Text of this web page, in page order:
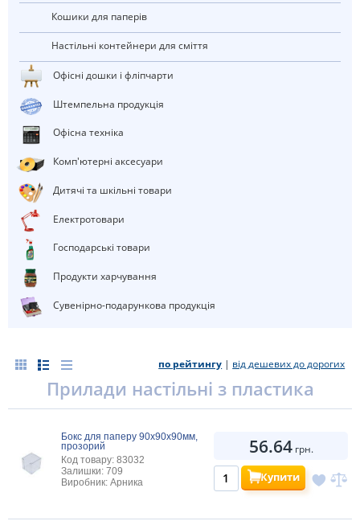
Кошики для паперів
Настільні контейнери для сміття
Офісні дошки і фліпчарти
штемпельна продукція
Офісна техніка
Комп'ютерні аксесуари
Дитячі та шкільні товари
електротовари
Господарські товари
Продукти харчування
Сувенірно-подарункова продукція
по рейтингу | від дешевих до дорогих
Прилади настільні з пластика
Бокс для паперу 90х90х90мм,
прозорий
Код товару: 83032
Залишки: 709
Виробник: Арника
56.64грн.
Купити